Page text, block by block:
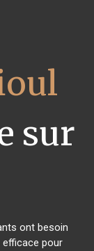
sur
ont besoin
efficace pour